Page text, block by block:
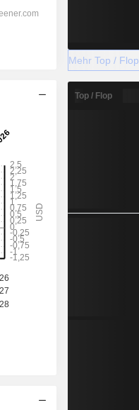
Mehr Top / Flop
Top / Flop